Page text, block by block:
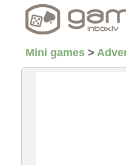
Mini games >